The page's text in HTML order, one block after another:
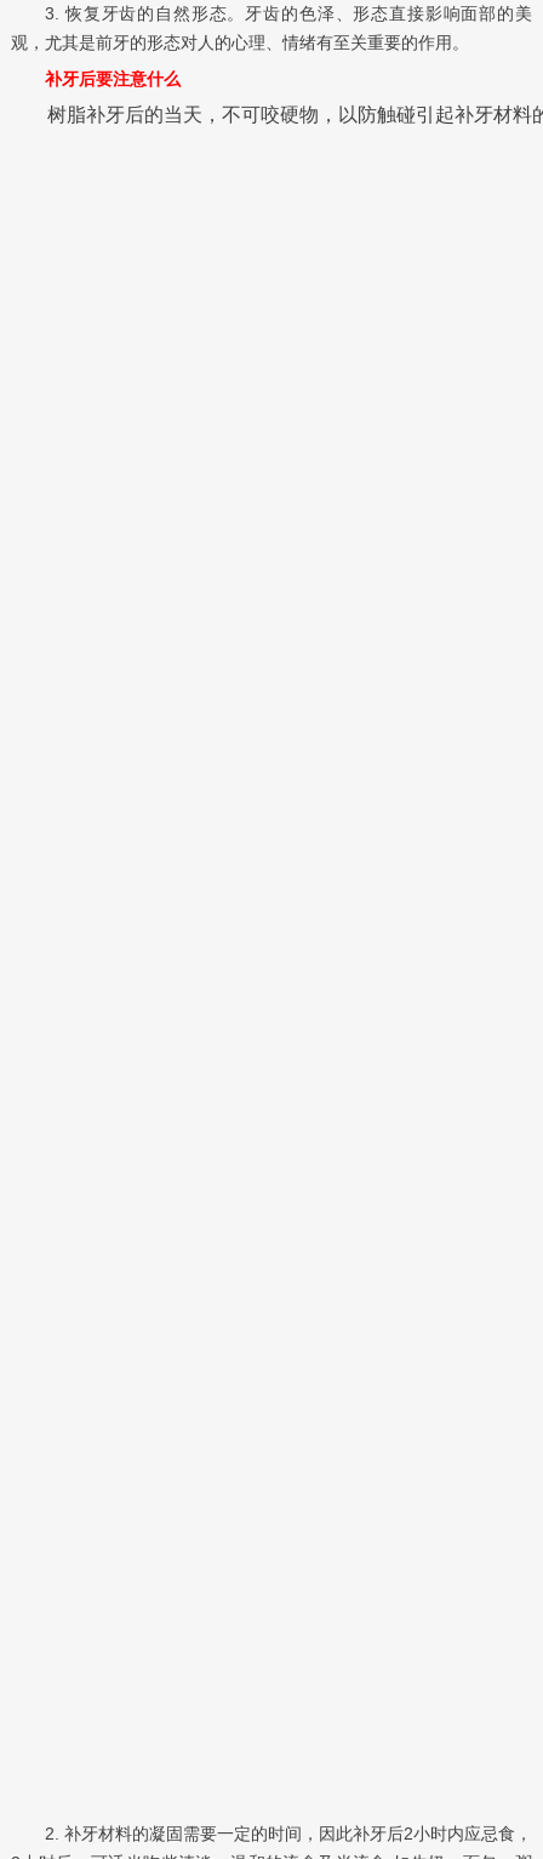
3. 恢复牙齿的自然形态。牙齿的色泽、形态直接影响面部的美
观，尤其是前牙的形态对人的心理、情绪有至关重要的作用。
补牙后要注意什么
树脂补牙后的当天，不可咬硬物，以防触碰引起补牙材料
2. 补牙材料的凝固需要一定的时间，因此补牙后2小时内应忌食，